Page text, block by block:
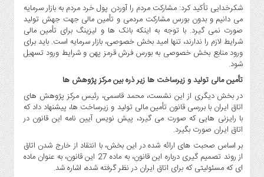
شکرخدایی تأکید کرد: مشارکت مردم را آوردن پول خرد مردم به بازار سرمایه
می دانیم و بدون بورس مشارکت مردمی و تأمین مالی جهت جهش تولید
صورت نمی گیرد. با توجه به اینکه بانک ها و لیزینگ برای تأمین مالی
شرایط لازم را ندارند، تنها امید بخش خصوصی، بازار سرمایه است. باید برای
ورود منابع بخش خصوصی به بورس فرش قرمز پهن و شرایط ورود تسهیل
شود.
تأمین مالی تولید و زیرساخت ها زیر ذره بین مرکز پژوهش ها
در بخش دیگری از این نشست، محمد قاسمی، رئیس مرکز پژوهش های
اتاق ایران با بررسی قانون تأمین مالی تولید و زیرساخت ها، پیشنهاد داد که
با رایزنی هایی که صورت می گیرد، پیش نویس آیین نامه این قانون در
اتاق ایران صورت بگیرد.
بر اساس صحبت های ارائه شده در این بخش، با انتقاد از خارج شدن اتاق
از روند تصمیم گیری درباره این قانون، به ماده 27 این قانون، به عنوان ماده
ای که مسئولیتی که برای اتاق ایران در نظر گرفته شده، اشاره شد.